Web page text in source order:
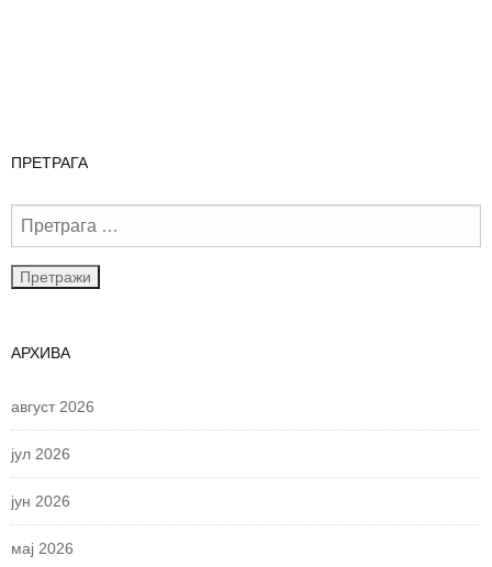
ПРЕТРАГА
АРХИВА
август 2026
јул 2026
јун 2026
мај 2026